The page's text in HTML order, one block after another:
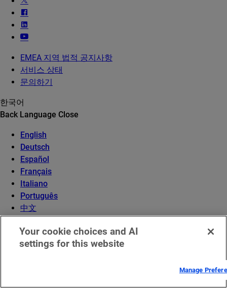
EMEA 지역 법적 공지사항
서비스 상태
문의하기
한국어
Back Language Close
English
Deutsch
Español
Français
Italiano
Português
中文
한국어
Your cookie choices and AI
settings for this website
Manage